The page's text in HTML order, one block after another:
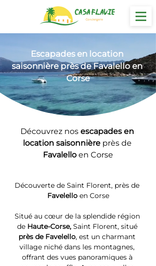
Escapades en location
saisonnière près de Favalello en
Corse
Découvrez nos escapades en
location saisonnière près de
Favalello en Corse
Découverte de Saint Florent, près de
Favelello en Corse
Situé au cœur de la splendide région
de Haute-Corse, Saint Florent, situé
près de Favelello, est un charmant
village niché dans les montagnes,
offrant des vues panoramiques à